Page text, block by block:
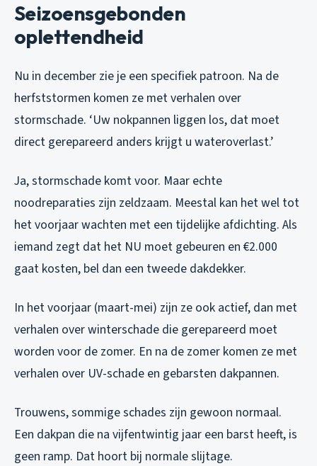
Seizoensgebonden
oplettendheid
Nu in december zie je een specifiek patroon. Na de
herfststormen komen ze met verhalen over
stormschade. ‘Uw nokpannen liggen los, dat moet
direct gerepareerd anders krijgt u wateroverlast.’
Ja, stormschade komt voor. Maar echte
noodreparaties zijn zeldzaam. Meestal kan het wel tot
het voorjaar wachten met een tijdelijke afdichting. Als
iemand zegt dat het NU moet gebeuren en €2.000
gaat kosten, bel dan een tweede dakdekker.
In het voorjaar (maart-mei) zijn ze ook actief, dan met
verhalen over winterschade die gerepareerd moet
worden voor de zomer. En na de zomer komen ze met
verhalen over UV-schade en gebarsten dakpannen.
Trouwens, sommige schades zijn gewoon normaal.
Een dakpan die na vijfentwintig jaar een barst heeft, is
geen ramp. Dat hoort bij normale slijtage.